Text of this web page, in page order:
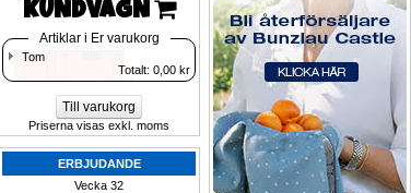
KUNDVAGN
Artiklar i Er varukorg
Tom
Totalt: 0,00 kr
Till varukorg
Priserna visas exkl. moms
ERBJUDANDE
Vecka 32